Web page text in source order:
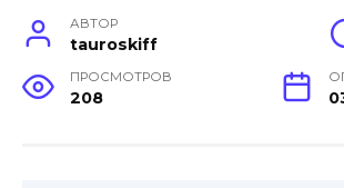
АВТОР
tauroskiff
ПРОСМОТРОВ
208